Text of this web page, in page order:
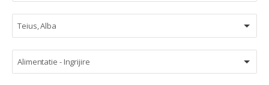
Teius, Alba
Alimentatie - Ingrijire